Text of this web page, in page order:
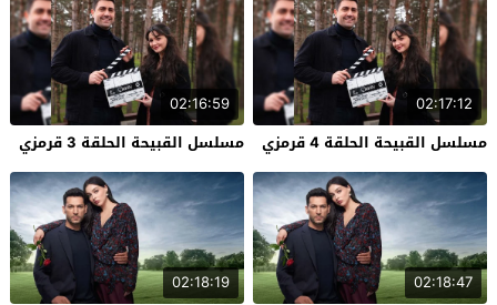
02:17:12
مسلسل القبيحة الحلقة 4 قرمزي
02:16:59
مسلسل القبيحة الحلقة 3 قرمزي
02:18:47
02:18:19